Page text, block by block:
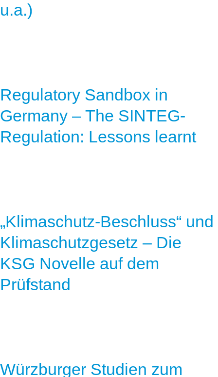
u.a.)
Regulatory Sandbox in
Germany – The SINTEG-
Regulation: Lessons learnt
„Klimaschutz-Beschluss“ und
Klimaschutzgesetz – Die
KSG Novelle auf dem
Prüfstand
Würzburger Studien zum